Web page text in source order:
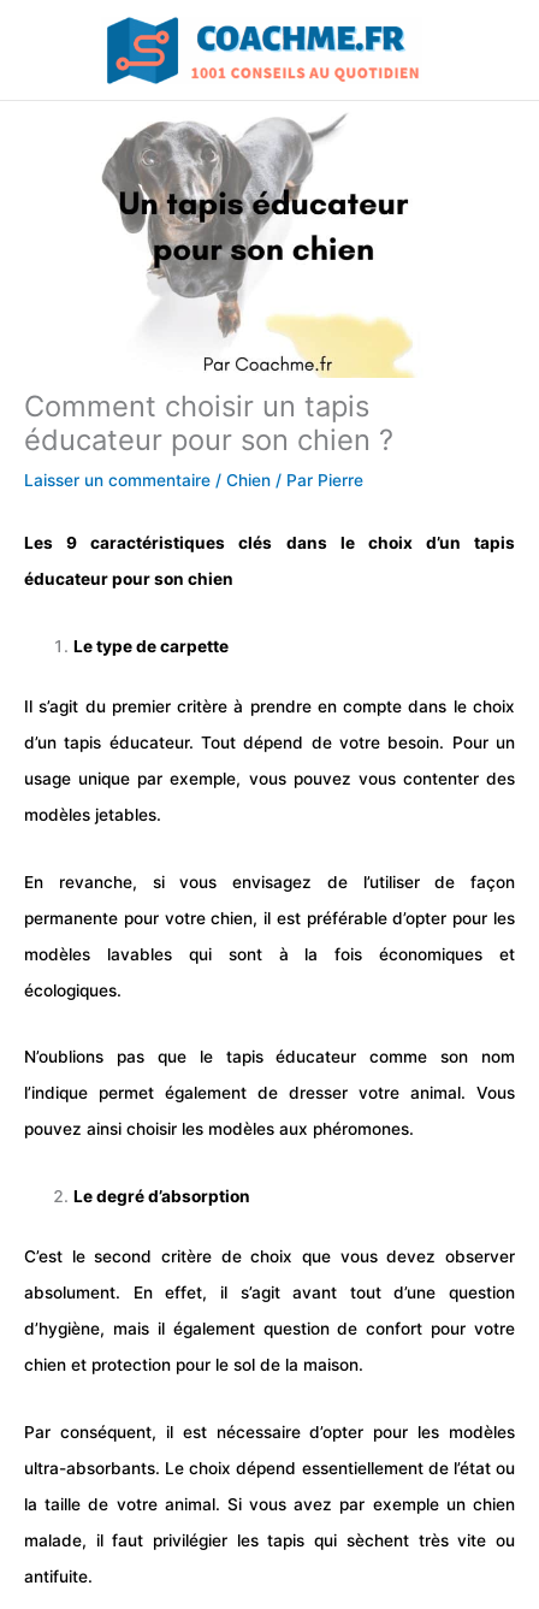
Comment choisir un tapis
éducateur pour son chien ?
Laisser un commentaire / Chien / Par Pierre
Les 9 caractéristiques clés dans le choix d’un tapis
éducateur pour son chien
Le type de carpette
Il s’agit du premier critère à prendre en compte dans le choix
d’untapis éducateur. Tout dépend de votre besoin. Pour un
usage unique par exemple, vous pouvez vous contenter des
modèles jetables.
En revanche, si vous envisagez de l’utiliser de façon
permanente pour votre chien, il est préférable d’opter pour les
modèles lavables qui sont à la fois économiques et
écologiques.
N’oublions pas que le tapis éducateur comme son nom
l’indique permet également de dresser votre animal. Vous
pouvez ainsi choisir les modèles aux phéromones.
Le degré d’absorption
C’est le second critère de choix que vous devez observer
absolument. En effet, il s’agit avant tout d’une question
d’hygiène, mais il également question de confort pour votre
chien et protection pour le sol de la maison.
Par conséquent, il est nécessaire d’opter pour les modèles
ultra-absorbants. Le choix dépend essentiellement de l’état ou
la taille de votre animal. Si vous avez par exemple un chien
malade, il faut privilégier les tapis qui sèchent très vite ou
antifuite.